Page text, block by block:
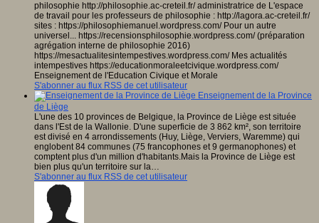
philosophie http://philosophie.ac-creteil.fr/ administratrice de L'espace
de travail pour les professeurs de philosophie : http://lagora.ac-creteil.fr/
sites : https://philosophiemanuel.wordpress.com/ Pour un autre
universel... https://recensionsphilosophie.wordpress.com/ (préparation
agrégation interne de philosophie 2016)
https://mesactualitesintempestives.wordpress.com/ Mes actualités
intempestives https://educationmoraleetcivique.wordpress.com/
Enseignement de l'Education Civique et Morale
S'abonner au flux RSS de cet utilisateur
Enseignement de la Province
de Liège
L'une des 10 provinces de Belgique, la Province de Liège est située
dans l'Est de la Wallonie. D'une superficie de 3 862 km², son territoire
est divisé en 4 arrondissements (Huy, Liège, Verviers, Waremme) qui
englobent 84 communes (75 francophones et 9 germanophones) et
comptent plus d'un million d'habitants.Mais la Province de Liège est
bien plus qu'un territoire sur la…
S'abonner au flux RSS de cet utilisateur